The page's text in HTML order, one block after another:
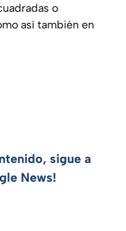
o
así también en
sigue a
News!